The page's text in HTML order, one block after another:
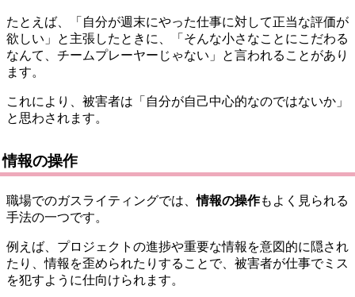
たとえば、「自分が週末にやった仕事に対して正当な評価が
欲しい」と主張したときに、「そんな小さなことにこだわる
なんて、チームプレーヤーじゃない」と言われることがあり
ます。
これにより、被害者は「自分が自己中心的なのではないか」
と思わされます。
情報の操作
職場でのガスライティングでは、情報の操作もよく見られる
手法の一つです。
例えば、プロジェクトの進捗や重要な情報を意図的に隠され
たり、情報を歪められたりすることで、被害者が仕事でミス
を犯すように仕向けられます。